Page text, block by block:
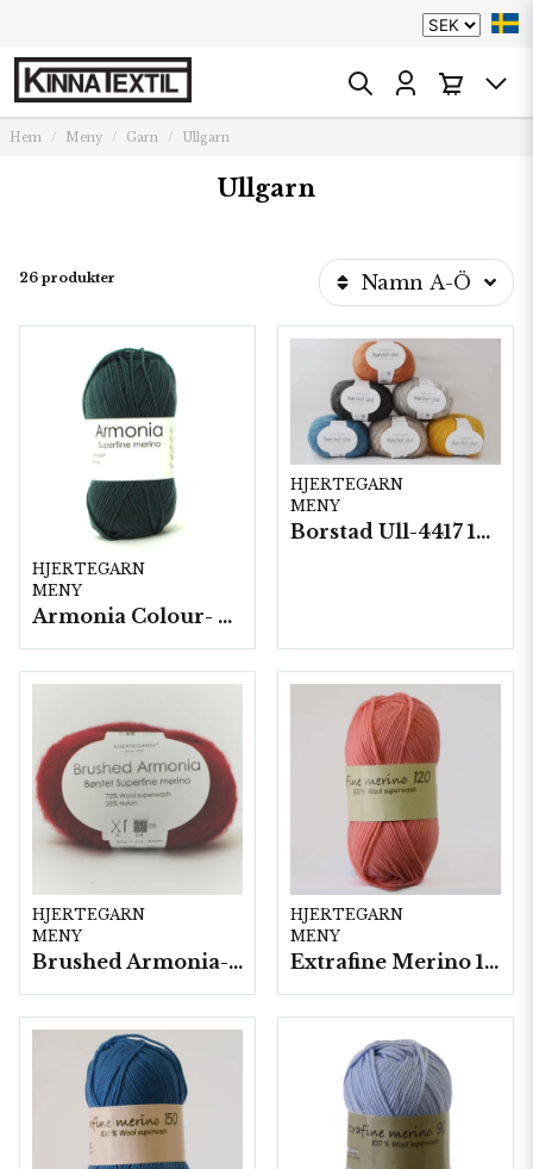
Hem Meny Garn Ullgarn
Ullgarn
26 produkter Namn A-Ö
HJERTEGARN
MENY
Armonia Colour- 5 härv/fp. a100 g.
HJERTEGARN
MENY
Borstad Ull-4417 10 nystan/ fp. á 50 g.
HJERTEGARN
MENY
Brushed Armonia- 10 nystan a50g./fp.
HJERTEGARN
MENY
Extrafine Merino 120- 10 nystan a50g./fp.